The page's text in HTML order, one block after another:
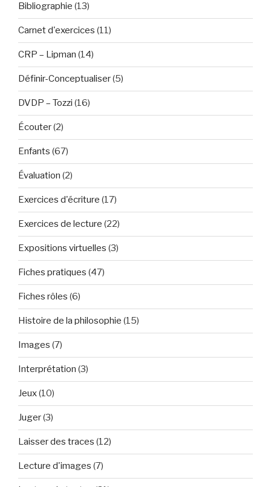
Bibliographie (13)
Carnet d'exercices (11)
CRP – Lipman (14)
Définir-Conceptualiser(5)
DVDP – Tozzi (16)
Écouter(2)
Enfants (67)
Évaluation (2)
Exercices d'écriture (17)
Exercices de lecture (22)
Expositions virtuelles (3)
Fiches pratiques (47)
Fiches rôles (6)
Histoire de la philosophie (15)
Images (7)
Interprétation (3)
Jeux(10)
Juger(3)
Laisser des traces (12)
Lecture d'images (7)